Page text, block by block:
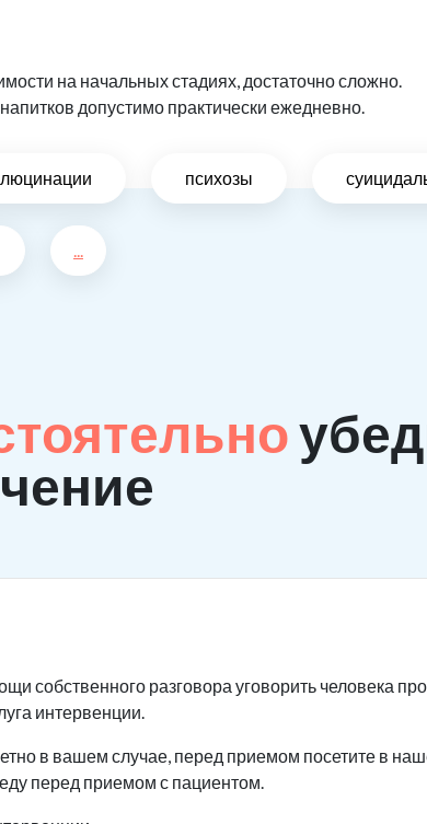
на начальных стадиях, достаточно сложно.
допустимо практически ежедневно.
психозы
...
собственного разговора уговорить человека
интервенции.
в вашем случае, перед приемом посетите в
перед приемом с пациентом.